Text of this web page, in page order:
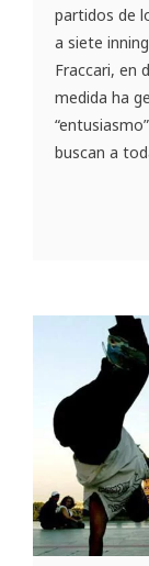
partidos de
a siete
Fraccari, en
medida ha
buscan a